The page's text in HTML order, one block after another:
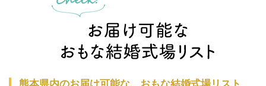
熊本県内のお届け可能な、おもな結婚式場リスト